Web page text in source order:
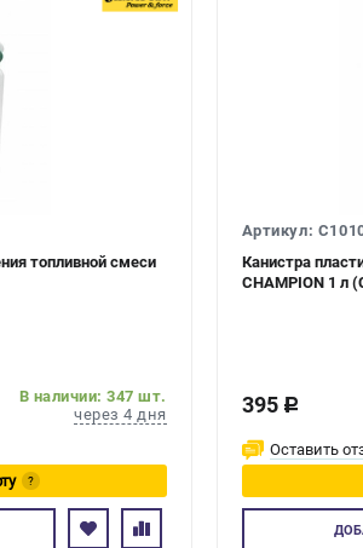
топливной смеси
В наличии: 347 шт.
через 4 дня
?
Артикул:
Канистра
CHAMPION 1 л
395 c
Оставить